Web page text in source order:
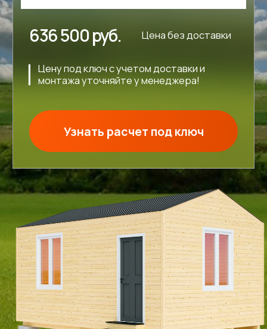
Основные характеристики
Брусок 40/100 мм
Фундамент Сваи 89 мм, длина 2 м
Кровля Двухскатная, профнастил, цвет
графит
Полы Шпунтованные доски 36 мм
Окно ПВХ 1Х1 (4шт)
Площадь общая 35